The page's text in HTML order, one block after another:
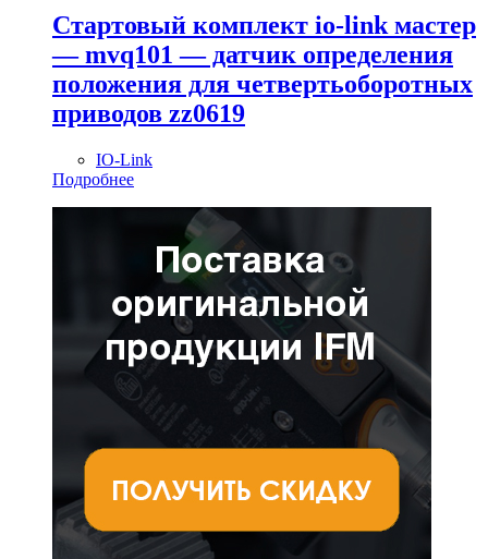
Стартовый комплект io-link мастер
— mvq101 — датчик определения
положения для четвертьоборотных
приводов zz0619
IO-Link
Подробнее